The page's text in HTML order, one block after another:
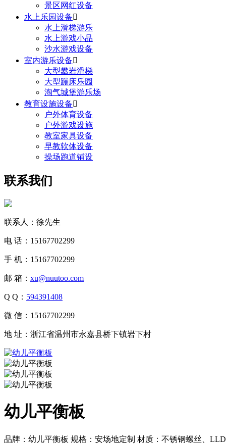
景区网红设备
水上乐园设备
水上滑梯游乐
水上游戏小品
沙水游戏设备
室内游乐设备
大型攀岩滑梯
大型蹦床乐园
淘气城堡游乐场
教育设施设备
户外体育设备
户外游戏设施
教室家具设备
早教软体设备
操场跑道铺设
联系我们
联系人：徐先生
电 话：15167702299
手 机：15167702299
邮 箱： xu@nuutoo.com
Q Q： 594391408
微 信：15167702299
地 址：浙江省温州市永嘉县桥下镇岩下村
幼儿平衡板
品牌：幼儿平衡板 规格：安场地定制 材质：不锈钢螺丝、